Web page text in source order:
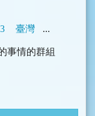
3 臺灣 程式
事情的群組